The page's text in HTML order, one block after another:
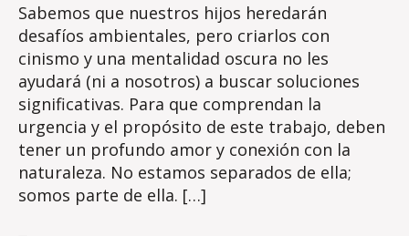
Sabemos que nuestros hijos heredarán
desafíos ambientales, pero criarlos con
cinismo y una mentalidad oscura no les
ayudará (ni a nosotros) a buscar soluciones
significativas. Para que comprendan la
urgencia y el propósito de este trabajo, deben
tener un profundo amor y conexión con la
naturaleza. No estamos separados de ella;
somos parte de ella. […]